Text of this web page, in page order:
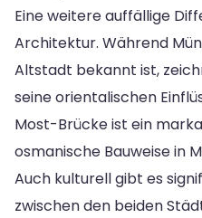
Eine weitere auffällige
Architektur. Während
Altstadt bekannt ist,
seine orientalischen
Most-Brücke ist ein
osmanische Bauweise in
Auch kulturell gibt es
zwischen den beiden